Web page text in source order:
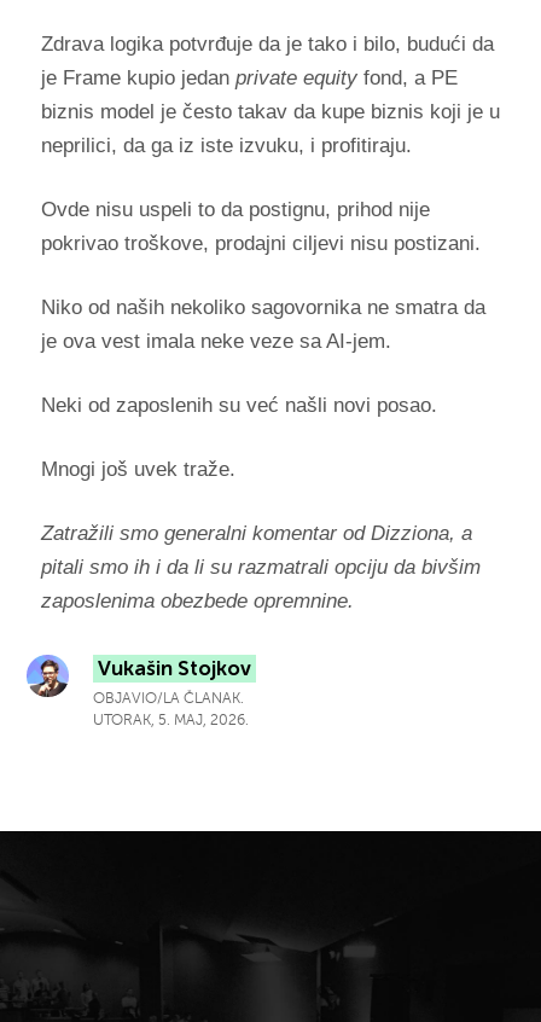
Zdrava logika potvrđuje da je tako i bilo, budući da
je Frame kupio jedan private equity fond, a PE
biznis model je često takav da kupe biznis koji je u
neprilici, da ga iz iste izvuku, i profitiraju.
Ovde nisu uspeli to da postignu, prihod nije
pokrivao troškove, prodajni ciljevi nisu postizani.
Niko od naših nekoliko sagovornika ne smatra da
je ova vest imala neke veze sa AI-jem.
Neki od zaposlenih su već našli novi posao.
Mnogi još uvek traže.
Zatražili smo generalni komentar od Dizziona, a
pitali smo ih i da li su razmatrali opciju da bivšim
zaposlenima obezbede opremnine.
Vukašin Stojkov
OBJAVIO/LA ČLANAK.
UTORAK, 5. MAJ, 2026.